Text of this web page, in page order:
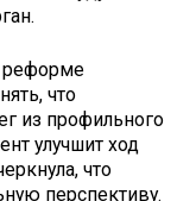
реформе
что
из профильного
улучшит ход
что
перспективу.